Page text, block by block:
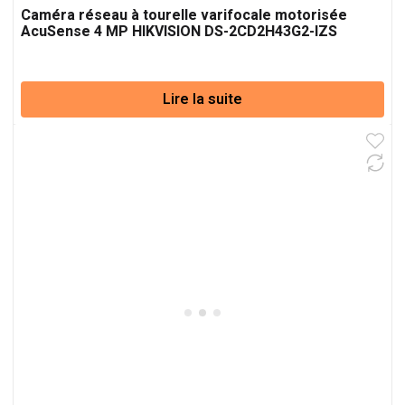
Caméra réseau à tourelle varifocale motorisée
AcuSense 4 MP HIKVISION DS-2CD2H43G2-IZS
Lire la suite